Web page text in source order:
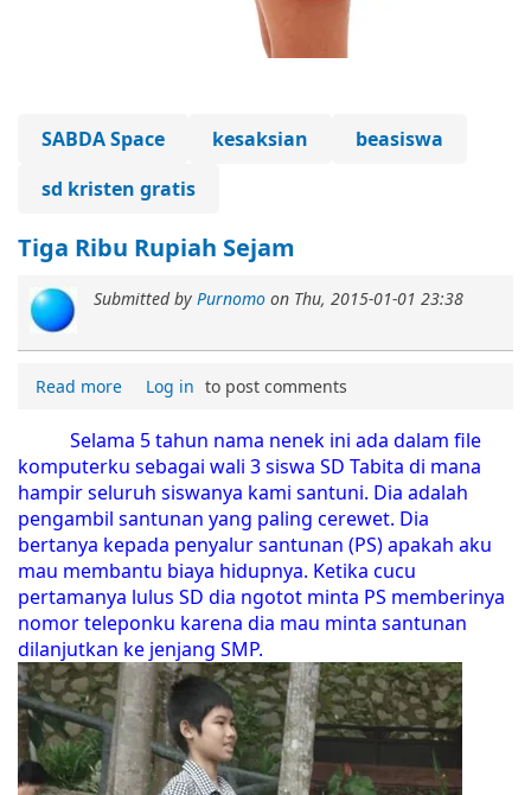
SABDA Space kesaksian
beasiswa
sd kristen gratis
Tiga Ribu Rupiah Sejam
Submitted by Purnomo on Thu, 2015-01-01 23:38
Read more Log in to post comments
Selama 5 tahun nama nenek ini ada dalam file
komputerku sebagai wali 3 siswa SD Tabita di mana
hampir seluruh siswanya kami santuni. Dia adalah
pengambil santunan yang paling cerewet. Dia
bertanya kepada penyalur santunan (PS) apakah aku
mau membantu biaya hidupnya. Ketika cucu
pertamanya lulus SD dia ngotot minta PS memberinya
nomor teleponku karena dia mau minta santunan
dilanjutkan ke jenjang SMP.